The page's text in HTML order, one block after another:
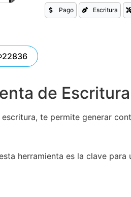
Pago Escritura
22836
de
te permite generar
herramienta es la clave